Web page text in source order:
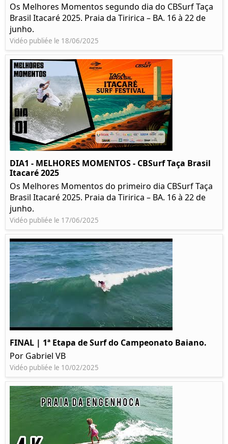
Os Melhores Momentos segundo dia do CBSurf Taça
Brasil Itacaré 2025. Praia da Tiririca – BA. 16 à 22 de
junho.
Vidéo publiée le 18/06/2025
DIA1 - MELHORES MOMENTOS - CBSurf Taça Brasil
Itacaré 2025
Os Melhores Momentos do primeiro dia CBSurf Taça
Brasil Itacaré 2025. Praia da Tiririca – BA. 16 à 22 de
junho.
Vidéo publiée le 17/06/2025
FINAL | 1ª Etapa de Surf do Campeonato Baiano.
Por Gabriel VB
Vidéo publiée le 10/02/2025